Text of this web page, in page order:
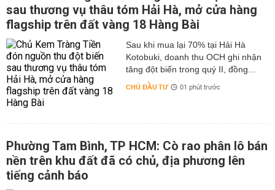
sau thương vụ thâu tóm Hải Hà, mở cửa hàng
flagship trên đất vàng 18 Hàng Bài
Sau khi mua lại 70% tại Hải Hà
Kotobuki, doanh thu OCH ghi nhận
tăng đột biến trong quý II, đồng...
CHỦ ĐẦU TƯ 01 phút trước
Phường Tam Bình, TP HCM: Cò rao phân lô bán
nền trên khu đất đã có chủ, địa phương lên
tiếng cảnh báo